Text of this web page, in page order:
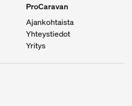
ProCaravan
Ajankohtaista
Yhteystiedot
Yritys